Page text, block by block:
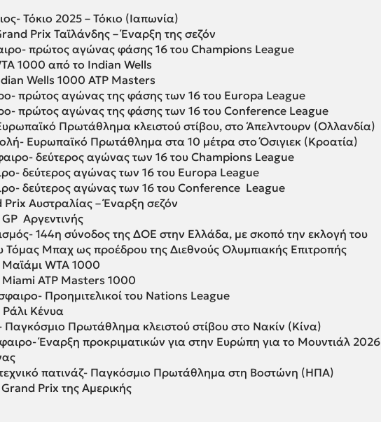
Τόκιο 2025 – Τόκιο (Ιαπωνία)
Prix Ταϊλάνδης – Έναρξη της σεζόν
πρώτος αγώνας φάσης 16 του Champions League
1000 από το Indian Wells
Wells 1000 ATP Masters
πρώτος αγώνας της φάσης των 16 του Europa League
πρώτος αγώνας της φάσης των 16 του Conference League
Πρωτάθλημα κλειστού στίβου, στο Άπελντουρν (Ολλανδία)
Ευρωπαϊκό Πρωτάθλημα στα 10 μέτρα στο Όσιγιεκ (Κροατία)
δεύτερος αγώνας των 16 του Champions League
δεύτερος αγώνας των 16 του Europa League
δεύτερος αγώνας των 16 του Conference League
Prix Αυστραλίας – Έναρξη σεζόν
Αργεντινής
144η σύνοδος της ΔΟΕ στην Ελλάδα, με σκοπό την εκλογή του
Τόμας Μπαχ ως προέδρου της Διεθνούς Ολυμπιακής Επιτροπής
Μαϊάμι WTA 1000
Miami ATP Masters 1000
Προημιτελικοί του Nations League
Κένυα
Παγκόσμιο Πρωτάθλημα κλειστού στίβου στο Νακίν (Κίνα)
Έναρξη προκριματικών για στην Ευρώπη για το Μουντιάλ 2026
πατινάζ- Παγκόσμιο Πρωτάθλημα στη Βοστώνη (ΗΠΑ)
Prix της Αμερικής